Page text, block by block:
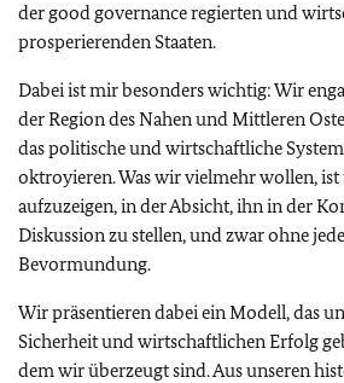
der good governance regierten und
prosperierenden Staaten.
Dabei ist mir besonders wichtig: Wir
der Region des Nahen und Mittleren
das politische und wirtschaftliche
oktroyieren. Was wir vielmehr wollen, ist
aufzuzeigen, in der Absicht, ihn in der
Diskussion zu stellen, und zwar ohne
Bevormundung.
Wir präsentieren dabei ein Modell, das
Sicherheit und wirtschaftlichen Erfolg
dem wir überzeugt sind. Aus unseren